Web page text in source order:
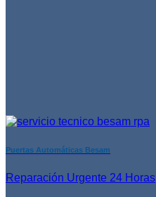
Puertas Automáticas Besam
Reparación Urgente 24 Horas